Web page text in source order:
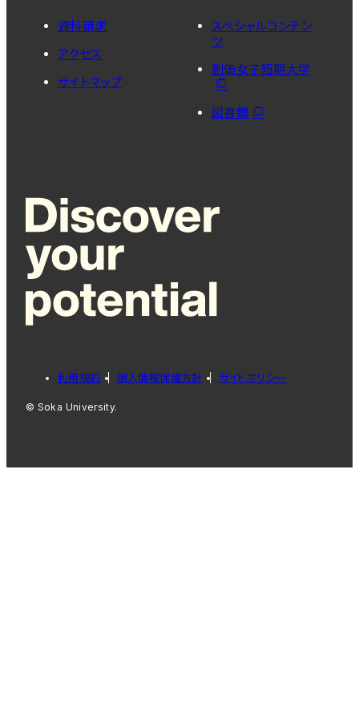
資料請求
アクセス
サイトマップ
スペシャルコンテン
ツ
創価女子短期大学
図書館
利用規約 個人情報保護方針 サイトポリシー
© Soka University.